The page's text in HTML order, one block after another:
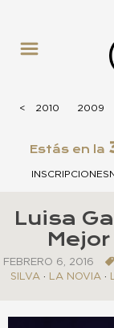
<
< 2010 2009
Estás en la
INSCRIPCIONES
Luisa
FEBRERO 6, 2016
SILVA · LA NOVIA ·